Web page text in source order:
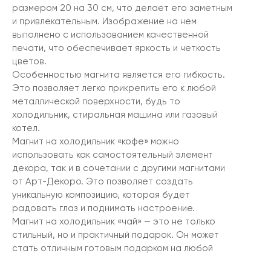
размером 20 на 30 см, что делает его заметным
и привлекательным. Изображение на нем
выполнено с использованием качественной
печати, что обеспечивает яркость и четкость
цветов.
Особенностью магнита является его гибкость.
Это позволяет легко прикрепить его к любой
металлической поверхности, будь то
холодильник, стиральная машина или газовый
котел.
Магнит на холодильник «кофе» можно
использовать как самостоятельный элемент
декора, так и в сочетании с другими магнитами
от Арт-Декоро. Это позволяет создать
уникальную композицию, которая будет
радовать глаз и поднимать настроение.
Магнит на холодильник «чай» — это не только
стильный, но и практичный подарок. Он может
стать отличным готовым подарком на любой